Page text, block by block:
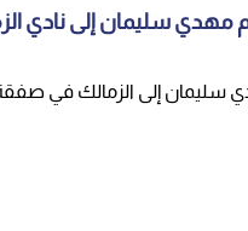
مهدي سليمان إلى نادي
سليمان إلى الزمالك في صفقة